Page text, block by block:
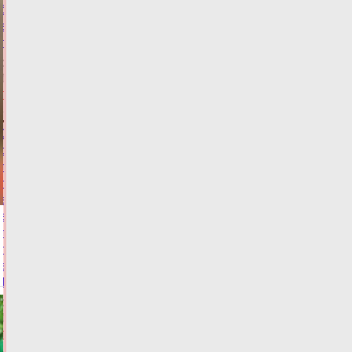
больше
всего
пассажиров
09.08.2026,
ФОТО
ТРАНСПОРТ
Огнеборцы
обнаружили
тело
пенсионера
во
время
тушения
пожара
в
Твери
09.08.2026,
18:02
ФОТО
ПРОИСШЕСТВИЯ